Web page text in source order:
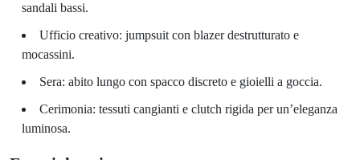
sandali bassi.
Ufficio creativo: jumpsuit con blazer destrutturato e
mocassini.
Sera: abito lungo con spacco discreto e gioielli a goccia.
Cerimonia: tessuti cangianti e clutch rigida per un’eleganza
luminosa.